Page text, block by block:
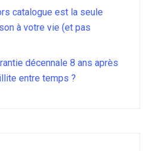
catalogue est la seule
à votre vie (et pas
décennale 8 ans après
entre temps ?